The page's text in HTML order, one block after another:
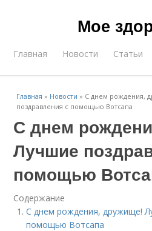
Мое
Главная Новости Статьи
Главная » Новости » С днем рождения,
поздравления с помощью Вотсапа
С днем
Лучшие
помощью
Содержание
С днем рождения, дружище!
помощью Вотсапа